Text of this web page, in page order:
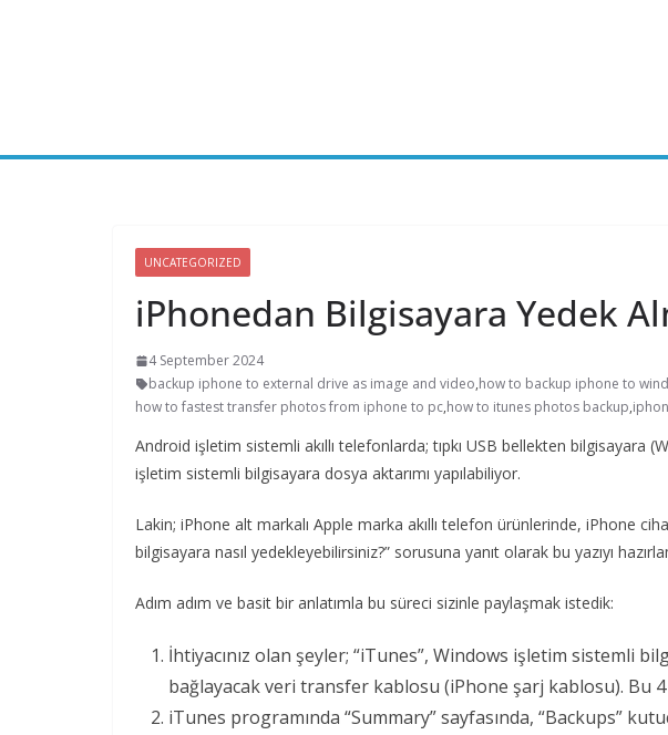
UNCATEGORIZED
iPhonedan Bilgisayara Yedek
4 September 2024
backup iphone to external drive as image and video,how to backup iphone to
how to fastest transfer photos from iphone to pc,how to itunes photos backup,
Android işletim sistemli akıllı telefonlarda; tıpkı USB bellekten
işletim sistemli bilgisayara dosya aktarımı yapılabiliyor.
Lakin; iPhone alt markalı Apple marka akıllı telefon ürünlerinde, iPhone
bilgisayara nasıl yedekleyebilirsiniz?” sorusuna yanıt olarak bu yazıyı
Adım adım ve basit bir anlatımla bu süreci sizinle paylaşmak istedik:
İhtiyacınız olan şeyler; “iTunes”, Windows işletim sistemli
bağlayacak veri transfer kablosu (iPhone şarj kablosu). Bu 4
iTunes programında “Summary” sayfasında, “Backups”